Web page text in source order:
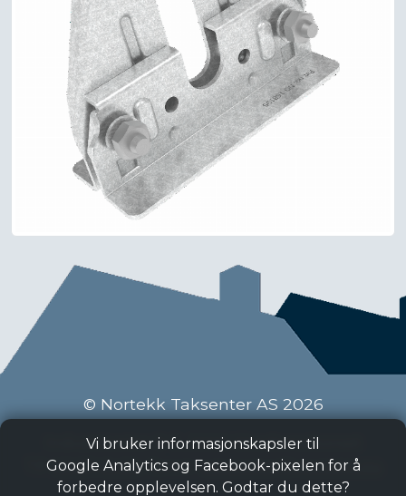
© Nortekk Taksenter AS 2026
Industriveien 9 C, 2020 Skedsmokorset
Tlf:63 87 15 50, Epost:taksenter@nortekk.no
Vi bruker informasjonskapsler til
Google Analytics og Facebook-pixelen for å
forbedre opplevelsen. Godtar du dette?